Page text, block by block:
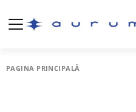
PAGINA PRINCIPALĂ